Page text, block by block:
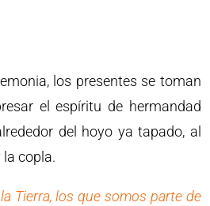
los presentes se toman
el espíritu de hermandad
del hoyo ya tapado, al
la copla.
Tierra, los que somos parte de